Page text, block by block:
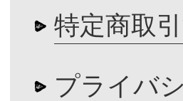
特定商取
プライバ